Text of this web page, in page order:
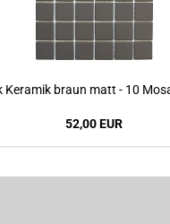
Keramik braun matt - 10
52,00 EUR